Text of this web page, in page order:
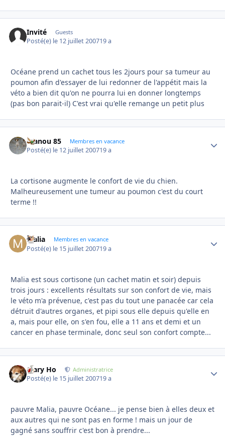
Invité Guests
Posté(e) le 12 juillet 200719 a
Océane prend un cachet tous les 2jours pour sa tumeur au
poumon afin d'essayer de lui redonner de l'appétit mais la
véto a bien dit qu'on ne pourra lui en donner longtemps
(pas bon parait-il) C'est vrai qu'elle remange un petit plus
manou 85 Membres en vacance
Posté(e) le 12 juillet 200719 a
La cortisone augmente le confort de vie du chien.
Malheureusement une tumeur au poumon c'est du court
terme !!
Malia Membres en vacance
Posté(e) le 15 juillet 200719 a
Malia est sous cortisone (un cachet matin et soir) depuis
trois jours : excellents résultats sur son confort de vie, mais
le véto m'a prévenue, c'est pas du tout une panacée car cela
détruit d'autres organes, et pipi sous elle depuis qu'elle en
a, mais pour elle, on s'en fou, elle a 11 ans et demi et un
cancer en phase terminale, donc seul son confort compte...
Mary Ho Administratrice
Posté(e) le 15 juillet 200719 a
pauvre Malia, pauvre Océane... je pense bien à elles deux et
aux autres qui ne sont pas en forme ! mais un jour de
gagné sans souffrir c'est bon à prendre...